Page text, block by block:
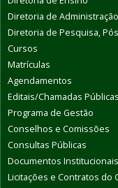
Diretoria de
Diretoria de Pesquisa,
Cursos
Matrículas
Agendamentos
Editais/Chamadas
Programa de Gestão
Conselhos e Comissões
Consultas Públicas
Documentos Institucionais
Licitações e Contratos do